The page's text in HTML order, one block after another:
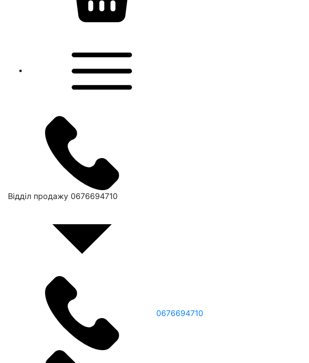
Відділ продажу 0676694710
0676694710